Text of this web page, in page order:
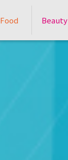
Food Beauty